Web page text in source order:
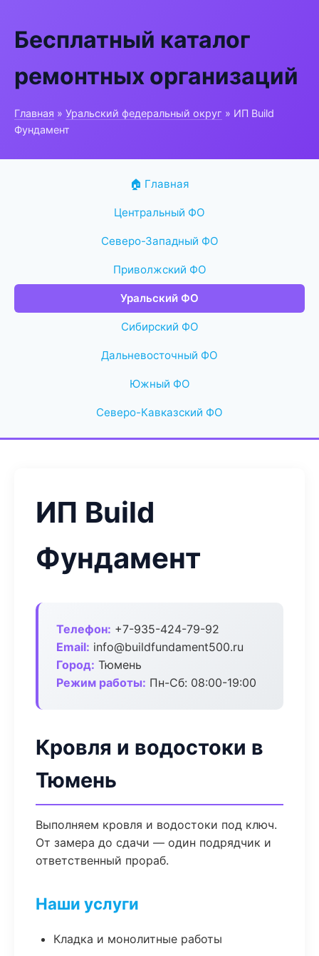
Бесплатный каталог
ремонтных организаций
Главная » Уральский федеральный округ » ИП Build
Фундамент
🏠 Главная
Центральный ФО
Северо-Западный ФО
Приволжский ФО
Уральский ФО
Сибирский ФО
Дальневосточный ФО
Южный ФО
Северо-Кавказский ФО
ИП Build
Фундамент
Телефон: +7-935-424-79-92
Email: info@buildfundament500.ru
Город: Тюмень
Режим работы: Пн-Сб: 08:00-19:00
Кровля и водостоки в
Тюмень
Выполняем кровля и водостоки под ключ.
От замера до сдачи — один подрядчик и
ответственный прораб.
Наши услуги
Кладка и монолитные работы